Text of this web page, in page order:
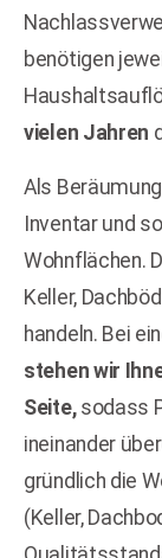
benötigen
vielen Jahren
Als
Inventar und
Wohnflächen.
Keller,
handeln. Bei
stehen wir
Seite,sodass
ineinander
gründlich die
(Keller,